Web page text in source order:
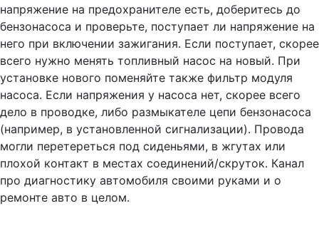
напряжение на предохранителе есть, доберитесь до
бензонасоса и проверьте, поступает ли напряжение на
него при включении зажигания. Если поступает, скорее
всего нужно менять топливный насос на новый. При
установке нового поменяйте также фильтр модуля
насоса. Если напряжения у насоса нет, скорее всего
дело в проводке, либо размыкателе цепи бензонасоса
(например, в установленной сигнализации). Провода
могли перетереться под сиденьями, в жгутах или
плохой контакт в местах соединений/скруток. Канал
про диагностику автомобиля своими руками и о
ремонте авто в целом.